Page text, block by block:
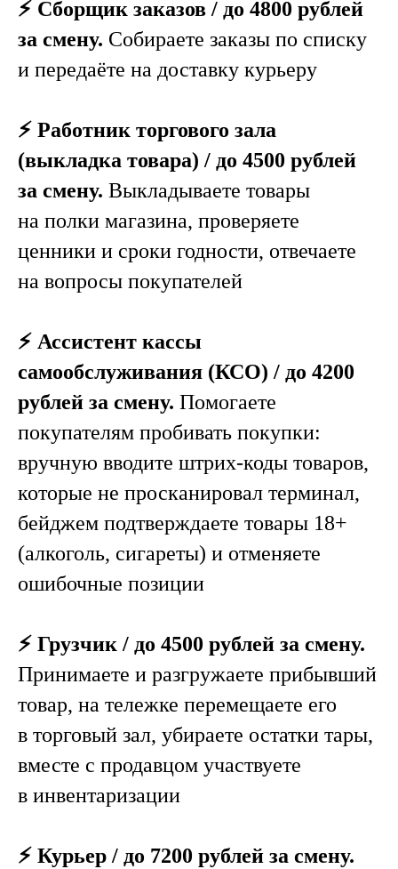
⚡️ Сборщик заказов / до 4800 рублей
за смену. Собираете заказы по списку
и передаёте на доставку курьеру
⚡️ Работник торгового зала
(выкладка товара) / до 4500 рублей
за смену. Выкладываете товары
на полки магазина, проверяете
ценники и сроки годности, отвечаете
на вопросы покупателей
⚡️ Ассистент кассы
самообслуживания (КСО) / до 4200
рублей за смену. Помогаете
покупателям пробивать покупки:
вручную вводите штрих-коды товаров,
которые не просканировал терминал,
бейджем подтверждаете товары 18+
(алкоголь, сигареты) и отменяете
ошибочные позиции
⚡️ Грузчик / до 4500 рублей за смену.
Принимаете и разгружаете прибывший
товар, на тележке перемещаете его
в торговый зал, убираете остатки тары,
вместе с продавцом участвуете
в инвентаризации
⚡️ Курьер / до 7200 рублей за смену.